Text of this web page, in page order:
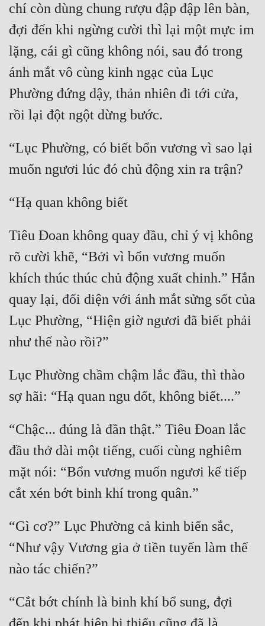
chí còn dùng chung rượu đập đập lên bàn,
đợi đến khi ngừng cười thì lại một mực im
lặng, cái gì cũng không nói, sau đó trong
ánh mắt vô cùng kinh ngạc của Lục
Phường đứng dậy, thản nhiên đi tới cửa,
“Lục Phường, có biết bổn vương vì sao lại
Tiêu Đoan không quay đầu, chỉ ý vị không
rõ cười khẽ, “Bởi vì bổn vương muốn
khích thúc thúc chủ động xuất chinh.” Hắn
quay lại, đối diện với ánh mắt sửng sốt của
Lục Phường, “Hiện giờ ngươi đã biết phải
Lục Phường chầm chậm lắc đầu, thì thào
“Chậc... đúng là đần thật.” Tiêu Đoan lắc
đầu thở dài một tiếng, cuối cùng nghiêm
mặt nói: “Bổn vương muốn ngươi kế tiếp
“Gì cơ?” Lục Phường cả kinh biến sắc,
“Như vậy Vương gia ở tiền tuyến làm thế
“Cắt bớt chính là binh khí bổ sung, đợi